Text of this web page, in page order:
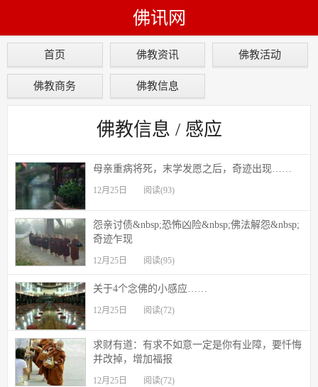
佛讯网
首页 佛教资讯 佛教活动
佛教商务 佛教信息
佛教信息 / 感应
母亲重病将死，末学发愿之后，奇迹出现……
12月25日 阅读(93)
怨亲讨债&nbsp;恐怖凶险&nbsp;佛法解怨&nbsp;
奇迹乍现
12月25日 阅读(95)
关于4个念佛的小感应……
12月25日 阅读(72)
求财有道：有求不如意一定是你有业障，要忏悔
并改掉，增加福报
12月25日 阅读(72)